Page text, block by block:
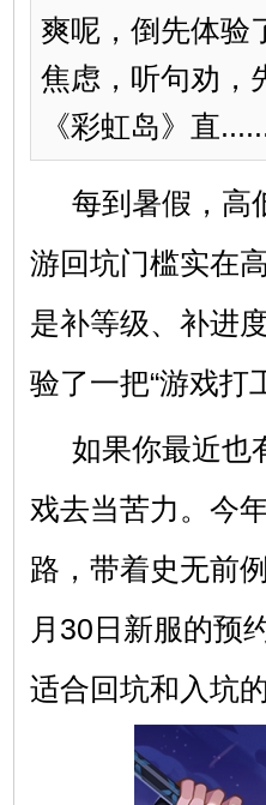
爽呢，倒先体验
焦虑，听句劝，
《彩虹岛》直
每到暑假，高
游回坑门槛实在
是补等级、补进
验了一把“游戏打
如果你最近也
戏去当苦力。今
路，带着史无前
月30日新服的预
适合回坑和入坑